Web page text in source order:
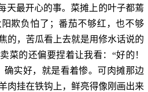
天最开心的事。菜摊上的叶子都蔫
欺负怕了；番茄不够红，也不够
的，苦瓜看上去就是用修水话说的
菜的还偏要捏着让我看：“好的！
确实好，就是看着惨。可肉摊那边
肉挂在铁钩上，鲜亮得像刚画出来